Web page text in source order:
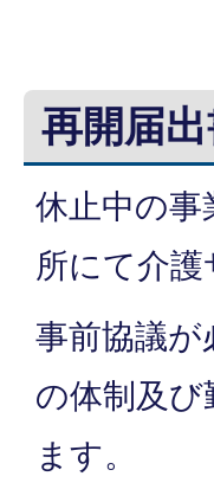
再開届
休止中の事
所にて介
事前協議が
の体制及び
ます。